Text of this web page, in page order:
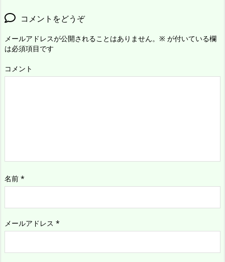
コメントをどうぞ
メールアドレスが公開されることはありません。 ※ が付いている欄
は必須項目です
コメント
名前 *
メールアドレス *